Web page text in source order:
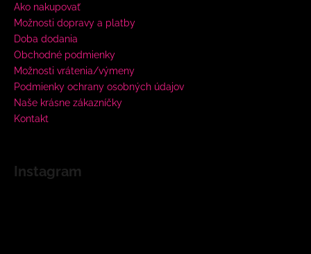
Ako nakupovať
Možnosti dopravy a platby
Doba dodania
Obchodné podmienky
Možnosti vrátenia/výmeny
Podmienky ochrany osobných údajov
Naše krásne zákazníčky
Kontakt
Instagram